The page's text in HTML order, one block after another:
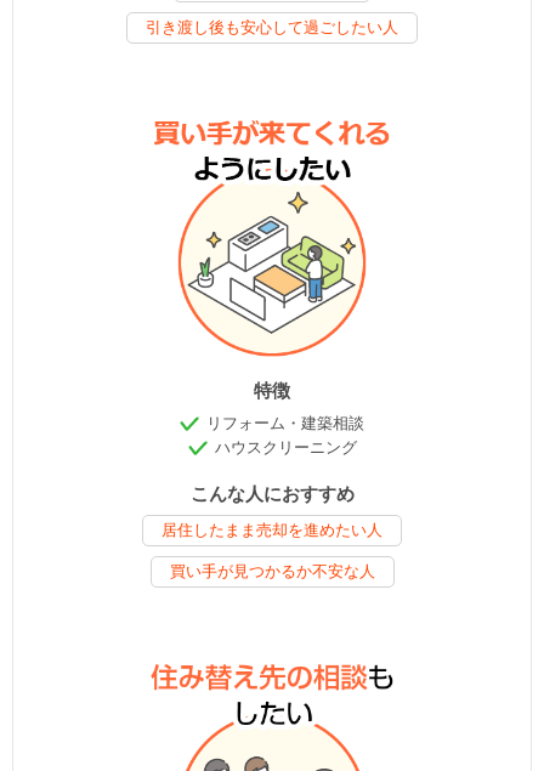
引き渡し後も安心して過ごしたい人
特徴
リフォーム・建築相談
ハウスクリーニング
こんな人におすすめ
居住したまま売却を進めたい人
買い手が見つかるか不安な人